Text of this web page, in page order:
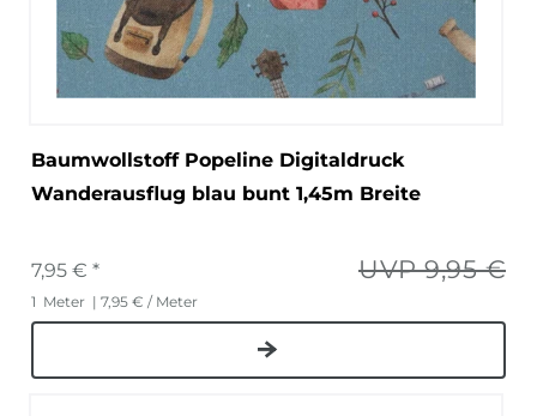
Baumwollstoff Popeline Digitaldruck
Wanderausflug blau bunt 1,45m Breite
UVP 9,95 €
7,95 € *
1 Meter | 7,95 € / Meter